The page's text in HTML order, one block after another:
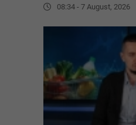
08:34 - 7 August, 2026